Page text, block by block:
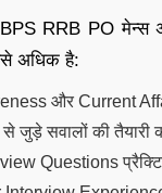
RRB PO मेन्स
अधिक है:
और Current
जुड़े सवालों की तैयारी
Questions